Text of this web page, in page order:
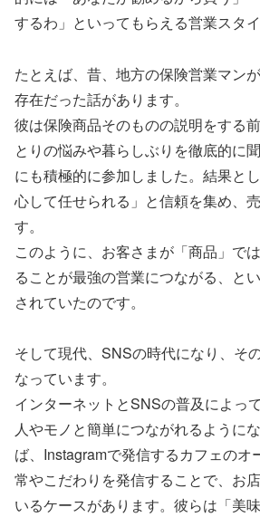
するわ」といってもらえる営業スタイ
たとえば、昔、地方の保険営業マン
存在だった話があります。
彼は保険商品そのものの説明をする
とりの悩みや暮らしぶりを徹底的に
にも積極的に参加しました。結果と
心して任せられる」と信頼を集め、
す。
このように、お客さまが「商品」で
ることが最強の営業につながる、と
されていたのです。
そして現代、SNSの時代になり、そ
なっています。
インターネットとSNSの普及によっ
人やモノと簡単につながれるように
ば、Instagramで発信するカフェのオ
常やこだわりを発信することで、お
いるケースがあります。彼らは「美